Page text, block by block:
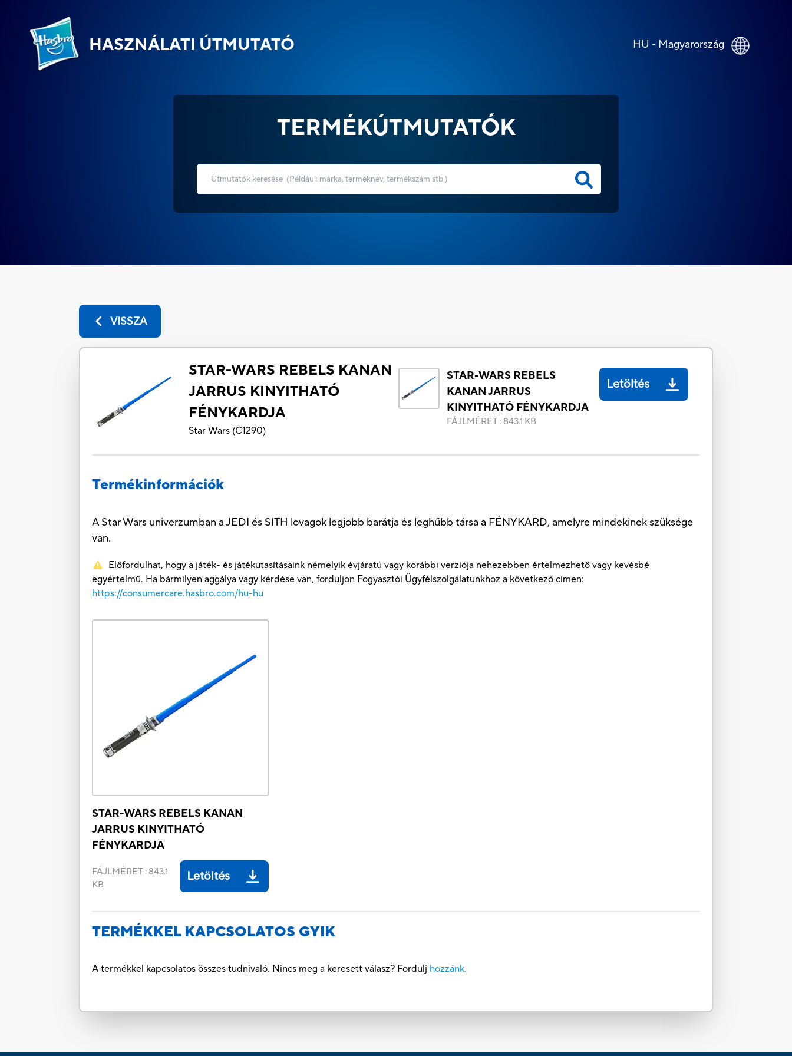
HASZNÁLATI ÚTMUTATÓ HU - Magyarország
TERMÉKÚTMUTATÓK
VISSZA
STAR-WARS REBELS KANAN
JARRUS KINYITHATÓ
FÉNYKARDJA
Star Wars (C1290)
STAR-WARS REBELS
KANAN JARRUS
KINYITHATÓ FÉNYKARDJA
FÁJLMÉRET : 843.1 KB
Letöltés
Termékinformációk
A Star Wars univerzumban a JEDI és SITH lovagok legjobb barátja és leghűbb társa a FÉNYKARD, amelyre mindekinek szüksége
van.
Előfordulhat, hogy a játék- és játékutasításaink némelyik évjáratú vagy korábbi verziója nehezebben értelmezhető vagy kevésbé
egyértelmű. Ha bármilyen aggálya vagy kérdése van, forduljon Fogyasztói Ügyfélszolgálatunkhoz a következő címen:
https://consumercare.hasbro.com/hu-hu
STAR-WARS REBELS KANAN
JARRUS KINYITHATÓ
FÉNYKARDJA
FÁJLMÉRET : 843.1
KB
Letöltés
TERMÉKKEL KAPCSOLATOS GYIK
A termékkel kapcsolatos összes tudnivaló. Nincs meg a keresett válasz? Fordulj hozzánk.